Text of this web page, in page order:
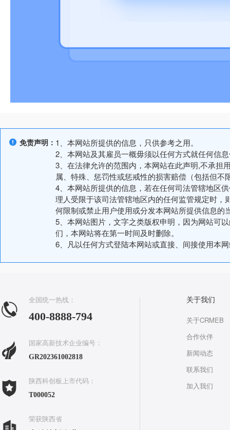
免责声明： 1、本网站所提供的信息，只供参考之用。
2、本网站及其雇员一概毋须以任何方式就任何信
3、在法律允许的范围内，本网站在此声明,不承担
属、特殊、惩罚性或惩戒性的损害赔偿（包括但
4、本网站所提供的信息，若在任何司法管辖地区
理人受限于该司法管辖地区内的任何监管规定时
何限制或禁止用户使用或分发本网站所提供信息的
5、本网站图片，文字之类版权申明，因为网站可
们，本网站将在第一时间及时删除。
6、凡以任何方式登陆本网站或直接、间接使用本
全国统一热线：
400-8888-794
国家高新技术企业编号：
GR202361002818
陕西科创板上市代码：
T000052
荣获陕西省
关于我们
关于CRMEB
合作伙伴
新闻动态
联系我们
加入我们